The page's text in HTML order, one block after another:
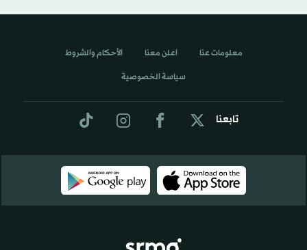
تابعنا
معلومات عنا اعلن معنا الأحكام والشروط
سياسة الخصوصية